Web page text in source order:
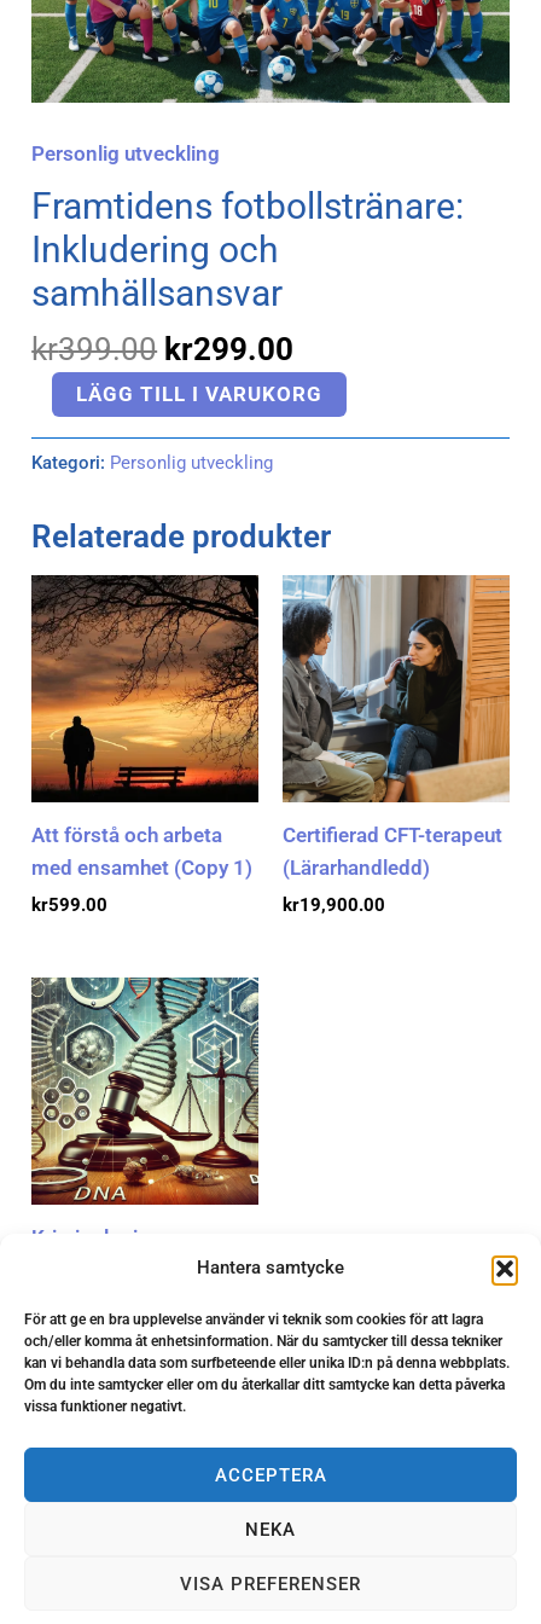
Hantera samtycke
För att ge en bra upplevelse använder vi teknik som cookies för att lagra
och/eller komma åt enhetsinformation. När du samtycker till dessa tekniker
kan vi behandla data som surfbeteende eller unika ID:n på denna webbplats.
Om du inte samtycker eller om du återkallar ditt samtycke kan detta påverka
vissa funktioner negativt.
ACCEPTERA
NEKA
VISA PREFERENSER
Personlig utveckling
Framtidens fotbollstränare:
Inkludering och
samhällsansvar
kr399.00 kr299.00
mängd
LÄGG TILL I VARUKORG
Kategori: Personlig utveckling
Relaterade produkter
Att förstå och arbeta
med ensamhet (Copy 1)
kr599.00
Certifierad CFT-terapeut
(Lärarhandledd)
kr19,900.00
Kriminologi